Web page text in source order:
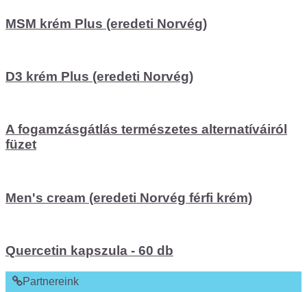
MSM krém Plus (eredeti Norvég)
D3 krém Plus (eredeti Norvég)
A fogamzásgátlás természetes alternatíváiról
füzet
Men's cream (eredeti Norvég férfi krém)
Quercetin kapszula - 60 db
Partnereink